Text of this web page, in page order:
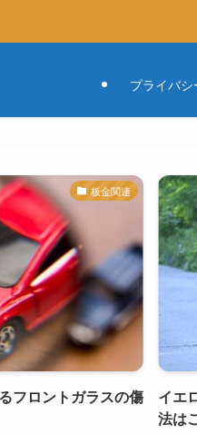
プライバ
板金関連
フロントガラスの傷
イエ
法は